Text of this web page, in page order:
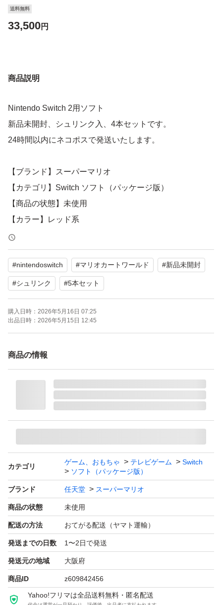
送料無料
33,500円
商品説明
Nintendo Switch 2用ソフト
新品未開封、シュリンク入、4本セットです。
24時間以内にネコポスで発送いたします。
【ブランド】スーパーマリオ
【カテゴリ】Switch ソフト（パッケージ版）
【商品の状態】未使用
【カラー】レッド系
【セット内容】マリオカートワールド 4本
よろしくお願いいたします。
#nintendoswitch #マリオカートワールド #新品未開封
#シュリンク #5本セット
購入日時： 2026年5月16日 07:25
出品日時： 2026年5月15日 12:45
商品の情報
カテゴリ
ゲーム、おもちゃ テレビゲーム
Switch
ソフト（パッケージ版）
ブランド 任天堂 スーパーマリオ
商品の状態 未使用
配送の方法 おてがる配送（ヤマト運輸）
発送までの日数 1〜2日で発送
発送元の地域 大阪府
商品ID z609842456
Yahoo!フリマは全品送料無料・匿名配送